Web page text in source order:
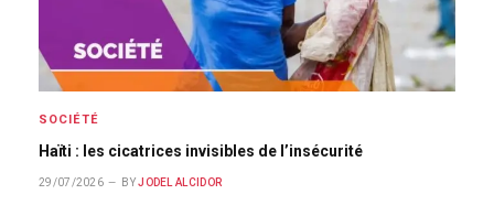
SOCIÉTÉ
Haïti : les cicatrices invisibles de l’insécurité
29/07/2026 BY JODEL ALCIDOR